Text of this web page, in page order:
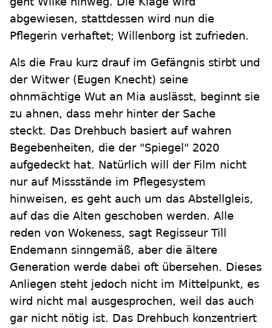
abgewiesen, stattdessen wird nun die
Pflegerin verhaftet; Willenborg ist zufrieden.
Als die Frau kurz drauf im Gefängnis stirbt und
der Witwer (Eugen Knecht) seine
ohnmächtige Wut an Mia auslässt, beginnt sie
zu ahnen, dass mehr hinter der Sache
steckt. Das Drehbuch basiert auf wahren
Begebenheiten, die der "Spiegel" 2020
aufgedeckt hat. Natürlich will der Film nicht
nur auf Missstände im Pflegesystem
hinweisen, es geht auch um das Abstellgleis,
auf das die Alten geschoben werden. Alle
reden von Wokeness, sagt Regisseur Till
Endemann sinngemäß, aber die ältere
Generation werde dabei oft übersehen. Dieses
Anliegen steht jedoch nicht im Mittelpunkt, es
wird nicht mal ausgesprochen, weil das auch
gar nicht nötig ist. Das Drehbuch konzentriert